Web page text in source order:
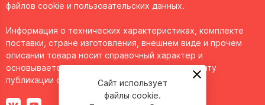
файлов cookie и пользовательских данных.
Информация о технических характеристиках, комплекте
поставки, стране изготовления, внешнем виде и прочем
описании товара носит справочный характер и
основывается на последних доступных к моменту
публикации сведениях.Сайт использует
файлы cookie.